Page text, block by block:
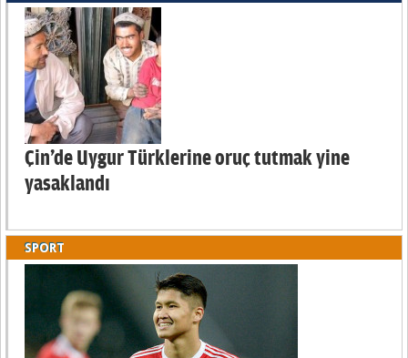
Çin’de Uygur Türklerine oruç tutmak yine
yasaklandı
SPORT